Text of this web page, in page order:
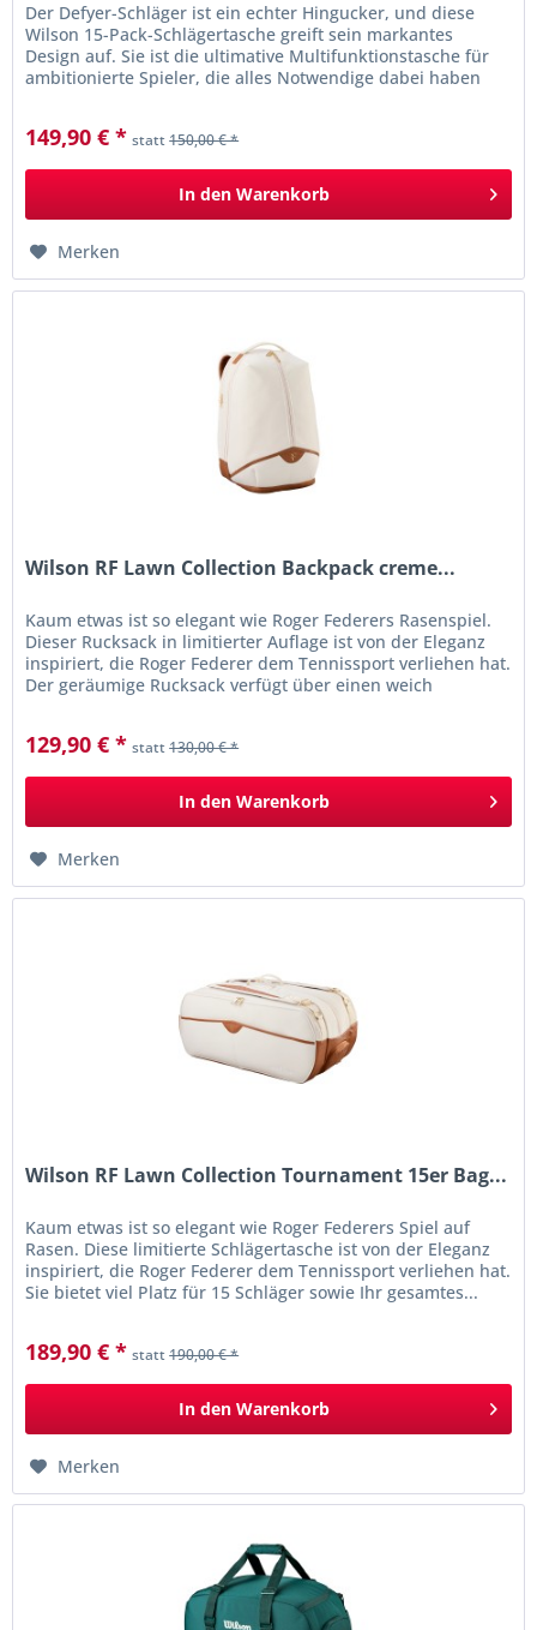
Der Defyer-Schläger ist ein echter Hingucker, und diese
Wilson 15-Pack-Schlägertasche greift sein markantes
Design auf. Sie ist die ultimative Multifunktionstasche für
ambitionierte Spieler, die alles Notwendige dabei haben
149,90 € * statt150,00 € *
In den Warenkorb
Merken
Wilson RF Lawn Collection Backpack creme...
Kaum etwas ist so elegant wie Roger Federers Rasenspiel.
Dieser Rucksack in limitierter Auflage ist von der Eleganz
inspiriert, die Roger Federer dem Tennissport verliehen hat.
Der geräumige Rucksack verfügt über einen weich
129,90 € * statt130,00 € *
In den Warenkorb
Merken
Wilson RF Lawn Collection Tournament 15er Bag...
Kaum etwas ist so elegant wie Roger Federers Spiel auf
Rasen. Diese limitierte Schlägertasche ist von der Eleganz
inspiriert, die Roger Federer dem Tennissport verliehen hat.
Sie bietet viel Platz für 15 Schläger sowie Ihr gesamtes...
189,90 € * statt190,00 € *
In den Warenkorb
Merken